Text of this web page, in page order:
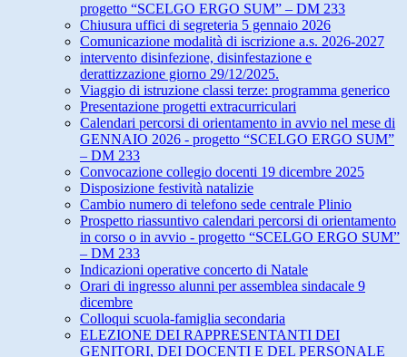
progetto “SCELGO ERGO SUM” – DM 233
Chiusura uffici di segreteria 5 gennaio 2026
Comunicazione modalità di iscrizione a.s. 2026-2027
intervento disinfezione, disinfestazione e
derattizzazione giorno 29/12/2025.
Viaggio di istruzione classi terze: programma generico
Presentazione progetti extracurriculari
Calendari percorsi di orientamento in avvio nel mese di
GENNAIO 2026 - progetto “SCELGO ERGO SUM”
– DM 233
Convocazione collegio docenti 19 dicembre 2025
Disposizione festività natalizie
Cambio numero di telefono sede centrale Plinio
Prospetto riassuntivo calendari percorsi di orientamento
in corso o in avvio - progetto “SCELGO ERGO SUM”
– DM 233
Indicazioni operative concerto di Natale
Orari di ingresso alunni per assemblea sindacale 9
dicembre
Colloqui scuola-famiglia secondaria
ELEZIONE DEI RAPPRESENTANTI DEI
GENITORI, DEI DOCENTI E DEL PERSONALE